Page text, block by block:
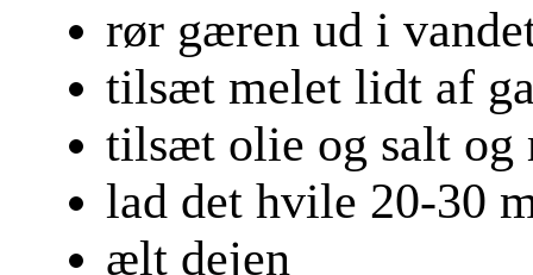
rør gæren ud i
tilsæt melet lidt af
tilsæt olie og salt og
lad det hvile 20-30
ælt dejen